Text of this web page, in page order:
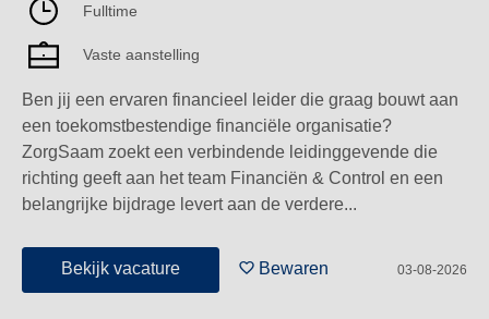
Fulltime
Vaste aanstelling
Ben jij een ervaren financieel leider die graag bouwt aan
een toekomstbestendige financiële organisatie?
ZorgSaam zoekt een verbindende leidinggevende die
richting geeft aan het team Financiën & Control en een
belangrijke bijdrage levert aan de verdere...
Bekijk vacature Bewaren 03-08-2026